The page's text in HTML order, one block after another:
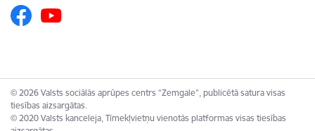
© 2026 Valsts sociālās aprūpes centrs “Zemgale”, publicētā satura visas
tiesības aizsargātas.
© 2020 Valsts kanceleja, Tīmekļvietņu vienotās platformas visas tiesības